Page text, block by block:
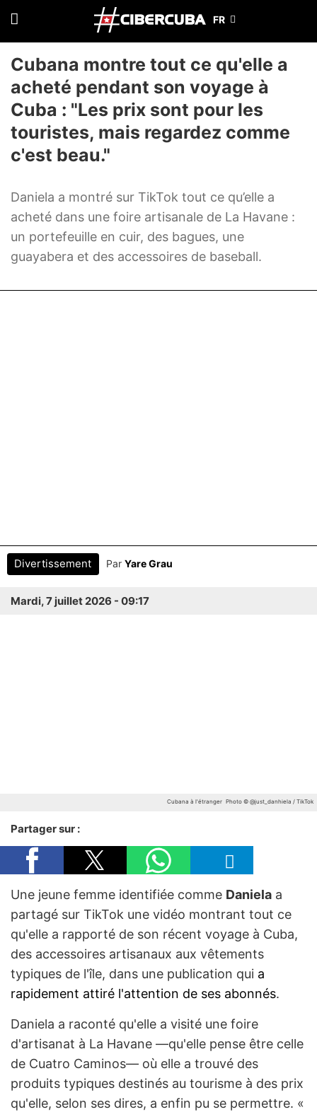
Cubana montre tout ce qu'elle a
acheté pendant son voyage à
Cuba : "Les prix sont pour les
touristes, mais regardez comme
c'est beau."
Daniela a montré sur TikTok tout ce qu’elle a
acheté dans une foire artisanale de La Havane :
un portefeuille en cuir, des bagues, une
guayabera et des accessoires de baseball.
Divertissement Par Yare Grau
Mardi, 7 juillet 2026 - 09:17
Cubana à l'étranger Photo © @just_danhiela / TikTok
Partager sur :
Une jeune femme identifiée comme Daniela a
partagé sur TikTok une vidéo montrant tout ce
qu'elle a rapporté de son récent voyage à Cuba,
des accessoires artisanaux aux vêtements
typiques de l'île, dans une publication qui a
rapidement attiré l'attention de ses abonnés.
Daniela a raconté qu'elle a visité une foire
d'artisanat à La Havane —qu'elle pense être celle
de Cuatro Caminos— où elle a trouvé des
produits typiques destinés au tourisme à des prix
qu'elle, selon ses dires, a enfin pu se permettre. «